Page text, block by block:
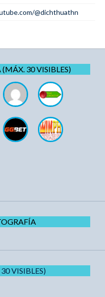
@dichthuathn
30 VISIBLES)
VISIBLES)